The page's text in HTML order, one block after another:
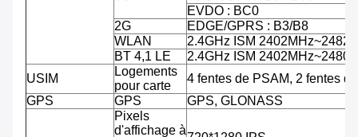
EVDO : BC0
2G
EDGE/GPRS : B3/B8
WLAN
2.4GHz ISM
BT 4,1 LE
2.4GHz ISM
USIM
Logements
pour carte
4 fentes de PSAM, 2 fentes
GPS
GPS GPS, GLONASS
Pixels
d'affichage à